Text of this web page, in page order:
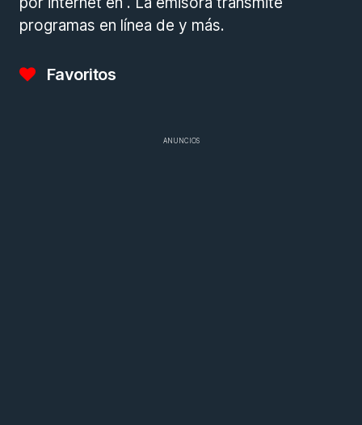
programas en línea de y más.
Favoritos
ANUNCIOS